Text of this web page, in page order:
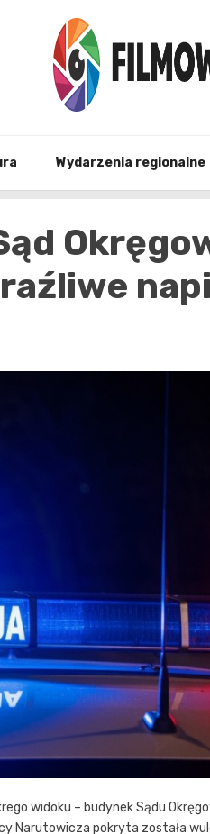
Wydarzenia regionalne
widoku – budynek Sądu
Narutowicza pokryta została